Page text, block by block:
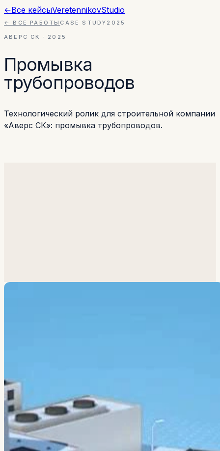
←Все кейсыVeretennikovStudio
← ВСЕ РАБОТЫ CASE STUDY 2025
АВЕРС СК · 2025
Промывка
трубопроводов
Технологический ролик для строительной компании
«Аверс СК»: промывка трубопроводов.
Анатолий ответит лично.
Написать→Все работы